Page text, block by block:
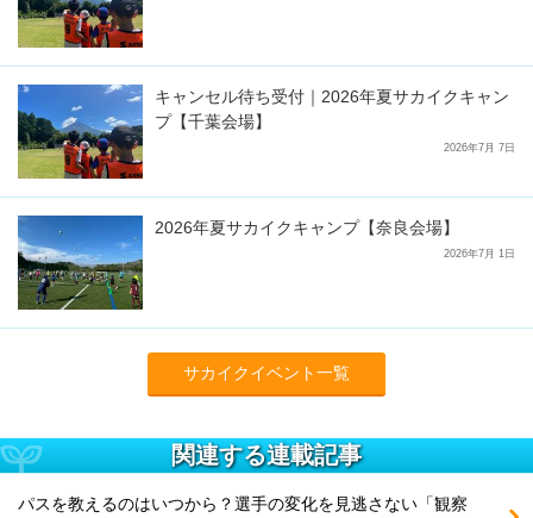
キャンセル待ち受付｜2026年夏サカイクキャン
プ【千葉会場】
2026年7月 7日
2026年夏サカイクキャンプ【奈良会場】
2026年7月 1日
サカイクイベント一覧
関連する連載記事
パスを教えるのはいつから？選手の変化を見逃さない「観察